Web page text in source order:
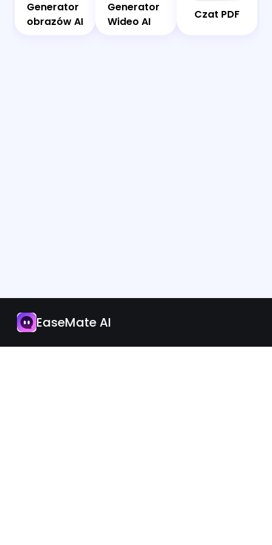
Aplikacja
Zaktualizuj teraz
Generator
obrazów AI
Generator
Wideo AI
Czat PDF
obrazów
Wideo AI
EaseMate AI